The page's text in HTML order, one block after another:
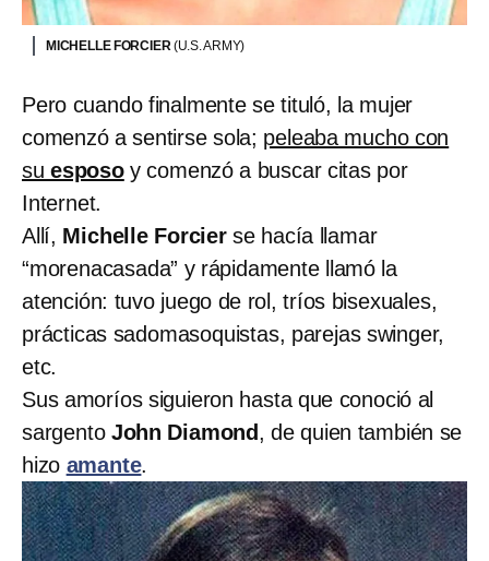
MICHELLE FORCIER(U.S. ARMY)
Pero cuando finalmente se tituló, la mujer
comenzó a sentirse sola; peleaba mucho con
su esposoy comenzó a buscar citas por
Internet.
Allí, Michelle Forcierse hacía llamar
“morenacasada” y rápidamente llamó la
atención: tuvo juego de rol, tríos bisexuales,
prácticas sadomasoquistas, parejas swinger,
etc.
Sus amoríos siguieron hasta que conoció al
sargento John Diamond, de quien también se
hizo amante.